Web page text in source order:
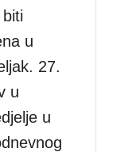
u
27.
u
u